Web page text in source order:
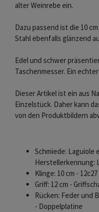
alter Weinrebe ein.
Dazu passend ist die 10
Stahl ebenfalls glänzend
Edel und schwer
Taschenmesser. Ein
Dieser Artikel ist ein aus
Einzelstück. Daher kann
von den Produktbildern
Schmiede: Laguiole
Herstellerkennung:
Klinge: 10 cm -
Griff: 12 cm -
Rücken: Feder und
- Doppelplatine